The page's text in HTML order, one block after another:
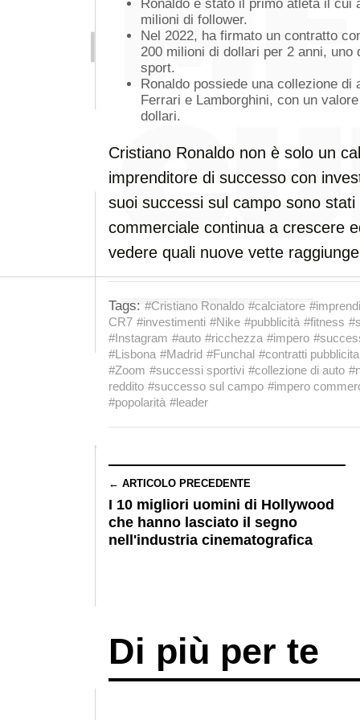
Ronaldo è stato il primo atleta il cui
milioni di follower.
Nel 2022, ha firmato un contratto
200 milioni di dollari per 2 anni,
sport.
Ronaldo possiede una collezione
Ferrari e Lamborghini, con un
dollari.
Cristiano Ronaldo non è solo un
imprenditore di successo con
suoi successi sul campo sono stati
commerciale continua a crescere
vedere quali nuove vette
Tags: #Cristiano Ronaldo #calciatore
CR7 #investimenti #Nike #pubblicità #fitness
#Instagram #auto #ricchezza #impero
#Lisbona #Madrid #Funchal #contratti
#Zoom #successi sportivi #collezione di auto
reddito #successo sul campo #impero
#popolarità #leader
← ARTICOLO PRECEDENTE
I 10 migliori uomini di Hollywood
che hanno lasciato il segno
nell'industria cinematografica
Di più per te